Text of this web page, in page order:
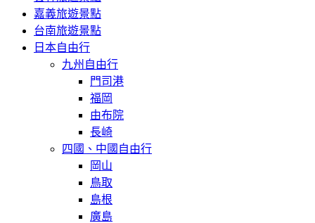
嘉義旅遊景點
台南旅遊景點
日本自由行
九州自由行
門司港
福岡
由布院
長崎
四國、中國自由行
岡山
鳥取
島根
廣島